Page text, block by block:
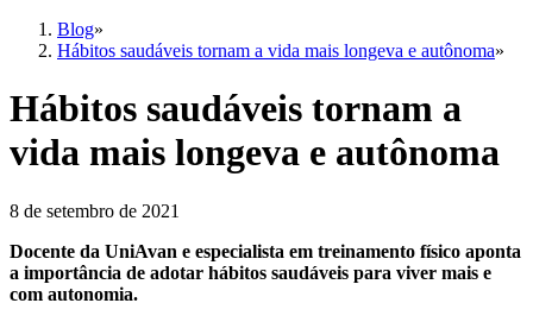
Blog»
Hábitos saudáveis tornam a vida mais longeva e autônoma»
Hábitos saudáveis tornam a
vida mais longeva e autônoma
8 de setembro de 2021
Docente da UniAvan e especialista em treinamento físico aponta
a importância de adotar hábitos saudáveis para viver mais e
com autonomia.